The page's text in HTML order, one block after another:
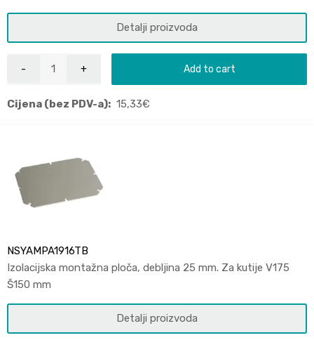
Detalji proizvoda
Add to cart
Cijena (bez PDV-a): 15,33€
NSYAMPA1916TB
Izolacijska montažna ploča, debljina 25 mm. Za kutije V175
Š150 mm
Detalji proizvoda